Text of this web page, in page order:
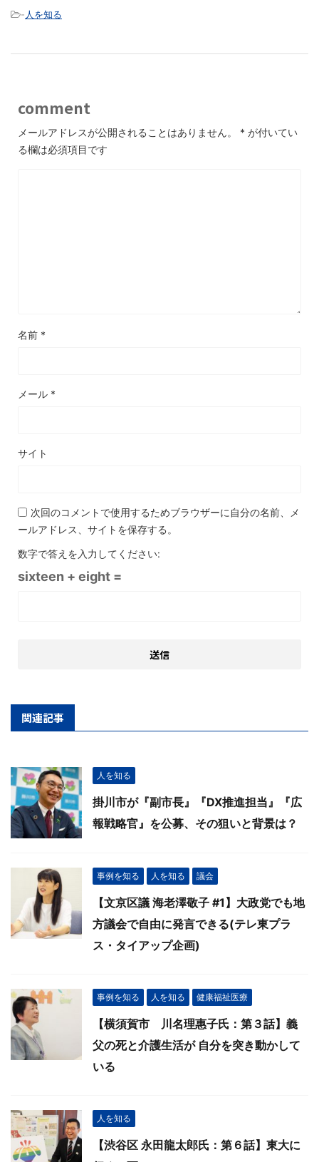
- 人を知る
comment
メールアドレスが公開されることはありません。 * が付いてい
る欄は必須項目です
名前 *
メール *
サイト
次回のコメントで使用するためブラウザーに自分の名前、メ
ールアドレス、サイトを保存する。
数字で答えを入力してください:
sixteen + eight =
関連記事
人を知る
掛川市が『副市長』『DX推進担当』『広
報戦略官』を公募、その狙いと背景は？
事例を知る 人を知る 議会
【文京区議 海老澤敬子 #1】大政党でも地
方議会で自由に発言できる(テレ東プラ
ス・タイアップ企画)
事例を知る 人を知る 健康福祉医療
【横須賀市 川名理惠子氏：第３話】義
父の死と介護生活が 自分を突き動かして
いる
人を知る
【渋谷区 永田龍太郎氏：第６話】東大に